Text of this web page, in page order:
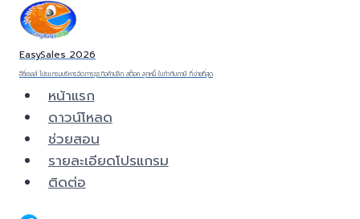
Skip
content
EasySales 2026
อีซี่เซลส์ โปรแกรมบริหารจัดการธุรกิจค้าปลีก สต็อค ลูกหนี้ ใบกำกับภาษี ที่ง่ายที่สุด
หน้าแรก
ดาวน์โหลด
ช่วยสอน
รายละเอียดโปรแกรม
ติดต่อ